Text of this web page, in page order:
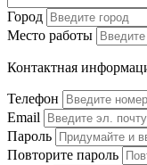
Город
Место работы
Контактная
Телефон
Email
Пароль
Повторите пароль